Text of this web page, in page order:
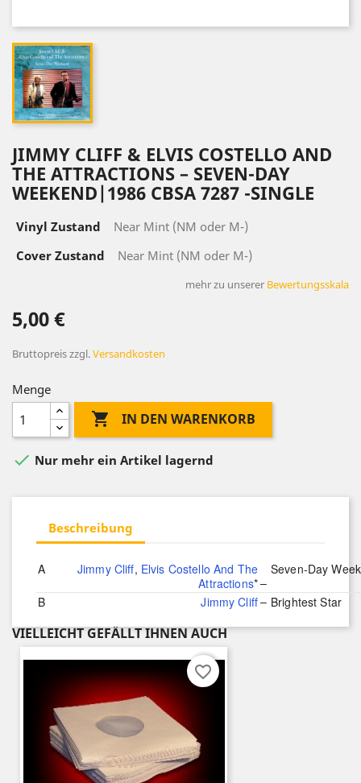
JIMMY CLIFF & ELVIS COSTELLO AND
THE ATTRACTIONS – SEVEN-DAY
WEEKEND|1986 CBSA 7287 -SINGLE
Vinyl Zustand
Near Mint (NM oder M-)
Cover Zustand
Near Mint (NM oder M-)
mehr zu unserer Bewertungsskala
5,00 €
Bruttopreiszzgl.Versandkosten
Menge
 IN DEN WARENKORB
 Nur mehr ein Artikel lagernd
Beschreibung
A Jimmy Cliff, Elvis Costello And The
Attractions*–
Seven-Day
B Jimmy Cliff– Brightest Star
VIELLEICHT GEFÄLLT IHNEN AUCH
favorite_border